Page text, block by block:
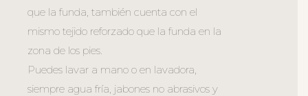
que la funda, también cuenta con el
mismo tejido reforzado que la funda en la
zona de los pies.
Puedes lavar a mano o en lavadora,
siempre agua fría, jabones no abrasivos y